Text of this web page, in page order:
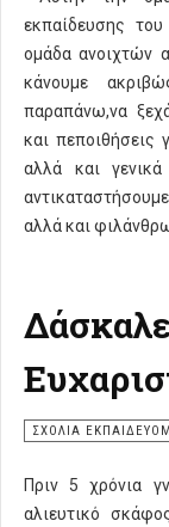
εκπαίδευσης
ομάδα ανοιχτών
κάνουμε
παραπάνω,να
και
αλλά και
αλλά και
ΣΧΌΛΙΑ
Πριν 5 χρόνια
αλιευτικό